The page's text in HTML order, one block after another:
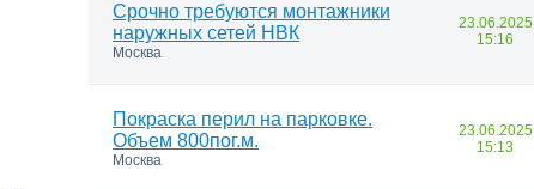
Срочно требуются монтажники
наружных сетей НВК
Москва
23.06.2025
15:16
Покраска перил на парковке.
Объем 800пог.м.
Москва
23.06.2025
15:13